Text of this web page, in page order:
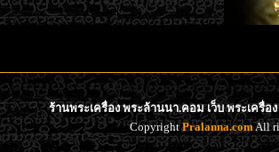
ร้านพระเครื่อง พระล้านนา.คอม เว็บ พระเครื่
CopyrightPralanna.comAll